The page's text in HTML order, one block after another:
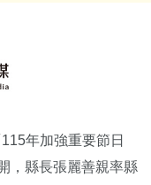
年加強重要節日
，縣長張麗善親率縣